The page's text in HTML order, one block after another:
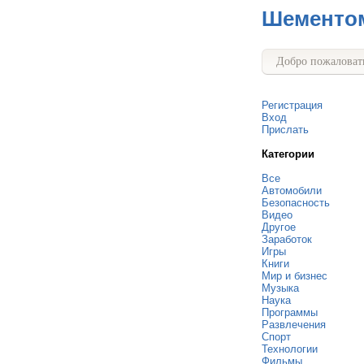
Добро
Регистрация
Вход
Прислать
Категории
Все
Автомобили
Безопасность
Видео
Другое
Заработок
Игры
Книги
Мир и бизнес
Музыка
Наука
Программы
Развлечения
Спорт
Технологии
Фильмы